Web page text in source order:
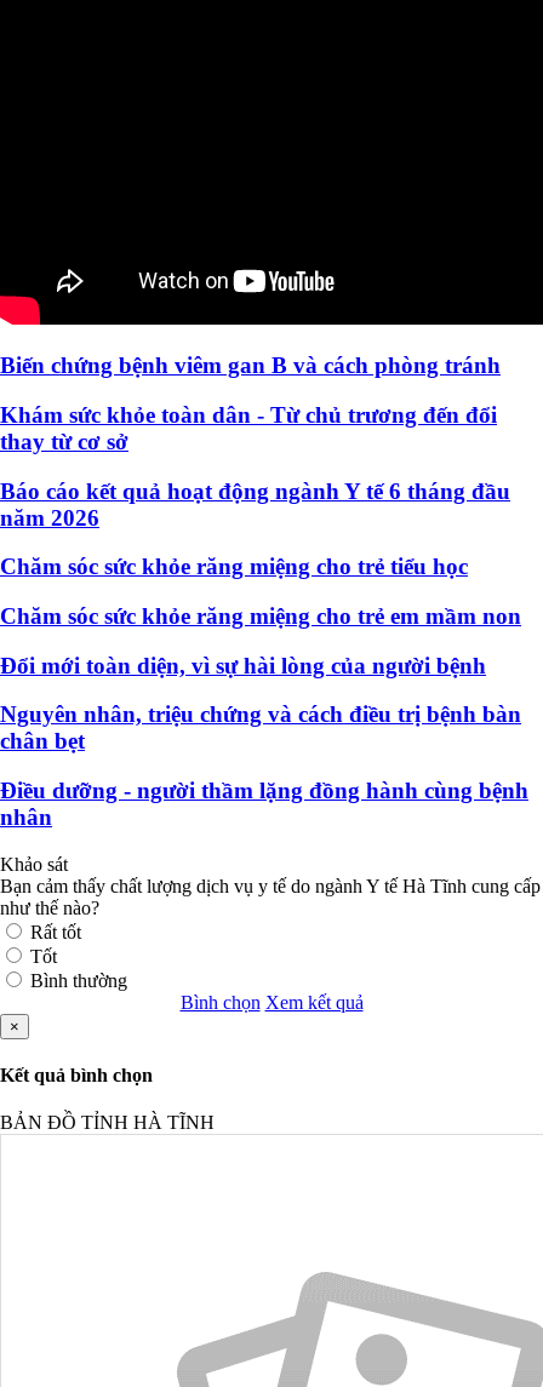
Biến chứng bệnh viêm gan B và cách phòng tránh
Khám sức khỏe toàn dân - Từ chủ trương đến đổi
thay từ cơ sở
Báo cáo kết quả hoạt động ngành Y tế 6 tháng đầu
năm 2026
Chăm sóc sức khỏe răng miệng cho trẻ tiểu học
Chăm sóc sức khỏe răng miệng cho trẻ em mầm non
Đổi mới toàn diện, vì sự hài lòng của người bệnh
Nguyên nhân, triệu chứng và cách điều trị bệnh bàn
chân bẹt
Điều dưỡng - người thầm lặng đồng hành cùng bệnh
nhân
Khảo sát
Bạn cảm thấy chất lượng dịch vụ y tế do ngành Y tế Hà Tĩnh cung cấp
như thế nào?
Rất tốt
Tốt
Bình thường
Bình chọn Xem kết quả
×
Kết quả bình chọn
BẢN ĐỒ TỈNH HÀ TĨNH